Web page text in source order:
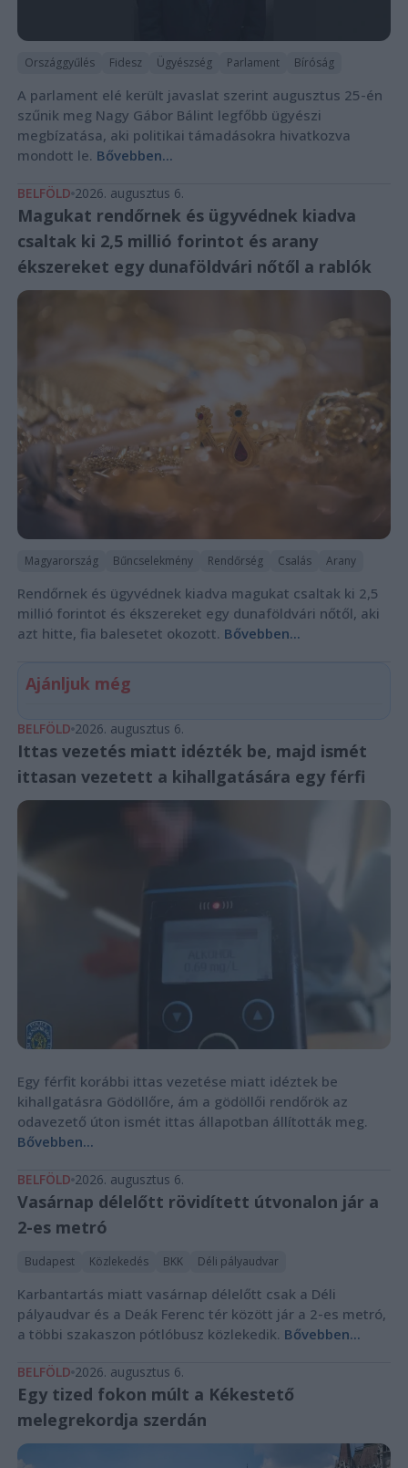
Országgyűlés Fidesz Ügyészség Parlament Bíróság
A parlament elé került javaslat szerint augusztus 25-én
szűnik meg Nagy Gábor Bálint legfőbb ügyészi
megbízatása, aki politikai támadásokra hivatkozva
mondott le. Bővebben...
BELFÖLD 2026. augusztus 6.
Magukat rendőrnek és ügyvédnek kiadva
csaltak ki 2,5 millió forintot és arany
ékszereket egy dunaföldvári nőtől a rablók
Magyarország Bűncselekmény Rendőrség Csalás Arany
Rendőrnek és ügyvédnek kiadva magukat csaltak ki 2,5
millió forintot és ékszereket egy dunaföldvári nőtől, aki
azt hitte, fia balesetet okozott. Bővebben...
Ajánljuk még
BELFÖLD 2026. augusztus 6.
Ittas vezetés miatt idézték be, majd ismét
ittasan vezetett a kihallgatására egy férfi
Egy férfit korábbi ittas vezetése miatt idéztek be
kihallgatásra Gödöllőre, ám a gödöllői rendőrök az
odavezető úton ismét ittas állapotban állították meg.
Bővebben...
BELFÖLD 2026. augusztus 6.
Vasárnap délelőtt rövidített útvonalon jár a
2-es metró
Budapest Közlekedés BKK Déli pályaudvar
Karbantartás miatt vasárnap délelőtt csak a Déli
pályaudvar és a Deák Ferenc tér között jár a 2-es metró,
a többi szakaszon pótlóbusz közlekedik. Bővebben...
BELFÖLD 2026. augusztus 6.
Egy tized fokon múlt a Kékestető
melegrekordja szerdán